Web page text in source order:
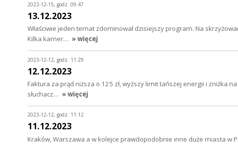
2023-12-15, godz. 09:47
13.12.2023
Właściwie jeden temat zdominował dzisiejszy program. Na
Kilka kamer… » więcej
2023-12-12, godz. 11:29
12.12.2023
Faktura za prąd niższa o 125 zł, wyższy limit tańszej energii i zniżka
słuchacz… » więcej
2023-12-12, godz. 11:12
11.12.2023
Kraków, Warszawa a w kolejce prawdopodobnie inne duże miasta w